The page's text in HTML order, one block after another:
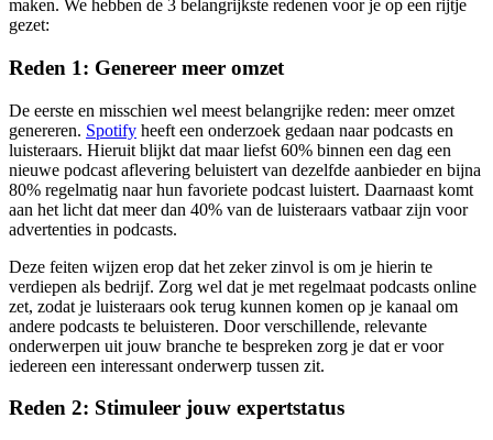
maken. We hebben de 3 belangrijkste redenen voor je op een rijtje
gezet:
Reden 1: Genereer meer omzet
De eerste en misschien wel meest belangrijke reden: meer omzet
genereren. Spotify heeft een onderzoek gedaan naar podcasts en
luisteraars. Hieruit blijkt dat maar liefst 60% binnen een dag een
nieuwe podcast aflevering beluistert van dezelfde aanbieder en bijna
80% regelmatig naar hun favoriete podcast luistert. Daarnaast komt
aan het licht dat meer dan 40% van de luisteraars vatbaar zijn voor
advertenties in podcasts.
Deze feiten wijzen erop dat het zeker zinvol is om je hierin te
verdiepen als bedrijf. Zorg wel dat je met regelmaat podcasts online
zet, zodat je luisteraars ook terug kunnen komen op je kanaal om
andere podcasts te beluisteren. Door verschillende, relevante
onderwerpen uit jouw branche te bespreken zorg je dat er voor
iedereen een interessant onderwerp tussen zit.
Reden 2: Stimuleer jouw expertstatus